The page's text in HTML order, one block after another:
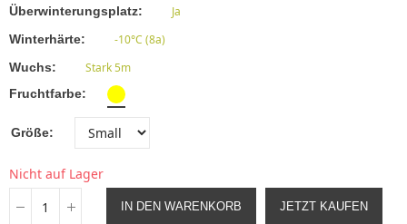
Überwinterungsplatz Ja
Winterhärte -10°C (8a)
Wuchs Stark 5m
Fruchtfarbe
Größe
Nicht auf Lager
IN DEN WARENKORB JETZT KAUFEN